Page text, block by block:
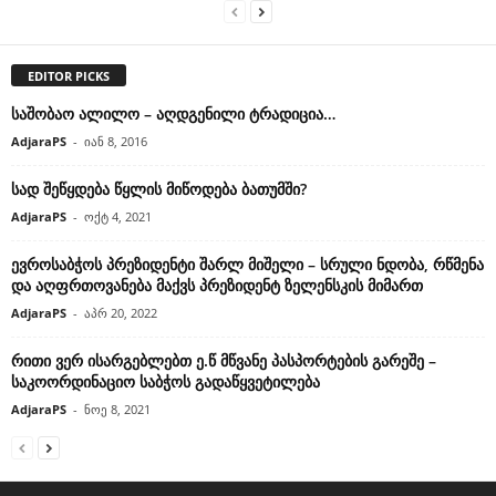
EDITOR PICKS
საშობაო ალილო – აღდგენილი ტრადიცია…
AdjaraPS - იან 8, 2016
სად შეწყდება წყლის მიწოდება ბათუმში?
AdjaraPS - ოქტ 4, 2021
ევროსაბჭოს პრეზიდენტი შარლ მიშელი – სრული ნდობა, რწმენა
და აღფრთოვანება მაქვს პრეზიდენტ ზელენსკის მიმართ
AdjaraPS - აპრ 20, 2022
რითი ვერ ისარგებლებთ ე.წ მწვანე პასპორტების გარეშე –
საკოორდინაციო საბჭოს გადაწყვეტილება
AdjaraPS - ნოე 8, 2021